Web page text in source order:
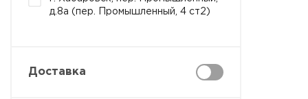
д.8а (пер. Промышленный, 4 ст2)
Доставка